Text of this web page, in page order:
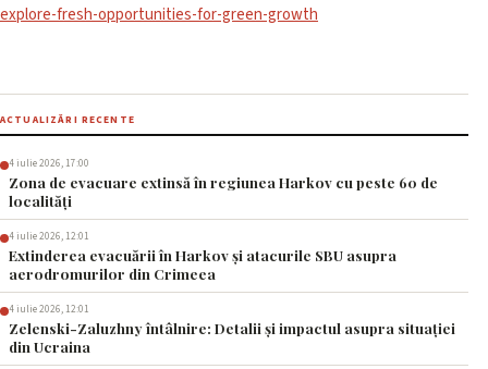
explore-fresh-opportunities-for-green-growth
ACTUALIZĂRI RECENTE
4 iulie 2026, 17:00
Zona de evacuare extinsă în regiunea Harkov cu peste 60 de
localități
4 iulie 2026, 12:01
Extinderea evacuării în Harkov și atacurile SBU asupra
aerodromurilor din Crimeea
4 iulie 2026, 12:01
Zelenski-Zaluzhny întâlnire: Detalii și impactul asupra situației
din Ucraina